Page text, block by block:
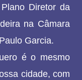
Diretor da
na Câmara
Garcia.
é o mesmo
cidade, com